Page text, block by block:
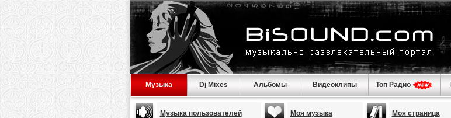
Музыка Dj Mixes Альбомы Видеоклипы Топ Радио
Музыка пользователей Моя музыка Моя страница